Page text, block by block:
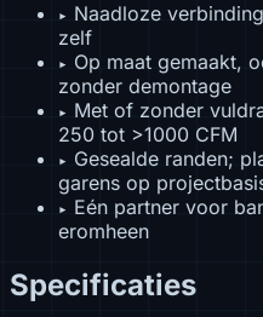
▸ Naadloze
zelf
▸ Op maat gemaakt,
zonder demontage
▸ Met of zonder
250 tot >1000 CFM
▸ Gesealde randen;
garens op
▸ Eén partner voor
eromheen
Specificaties